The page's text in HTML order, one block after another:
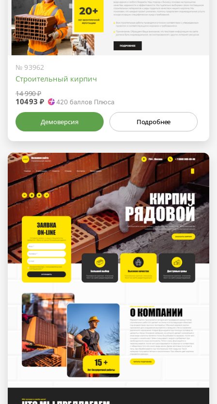
№ 93962
Строительный кирпич
14 990 ₽
10493 ₽ 420 баллов Плюса
Демоверсия Подробнее